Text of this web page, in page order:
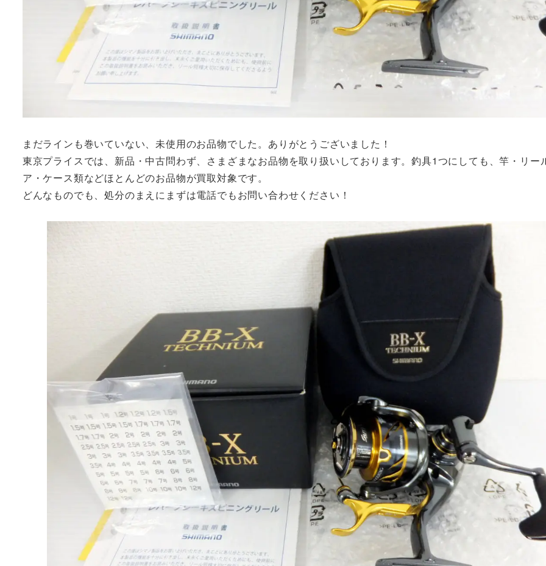
まだラインも巻いていない、未使用のお品物でした。ありがとうございました！
東京プライスでは、新品・中古問わず、さまざまなお品物を取り扱いしております。釣具1つにしても、竿・リー
ア・ケース類などほとんどのお品物が買取対象です。
どんなものでも、処分のまえにまずは電話でもお問い合わせください！